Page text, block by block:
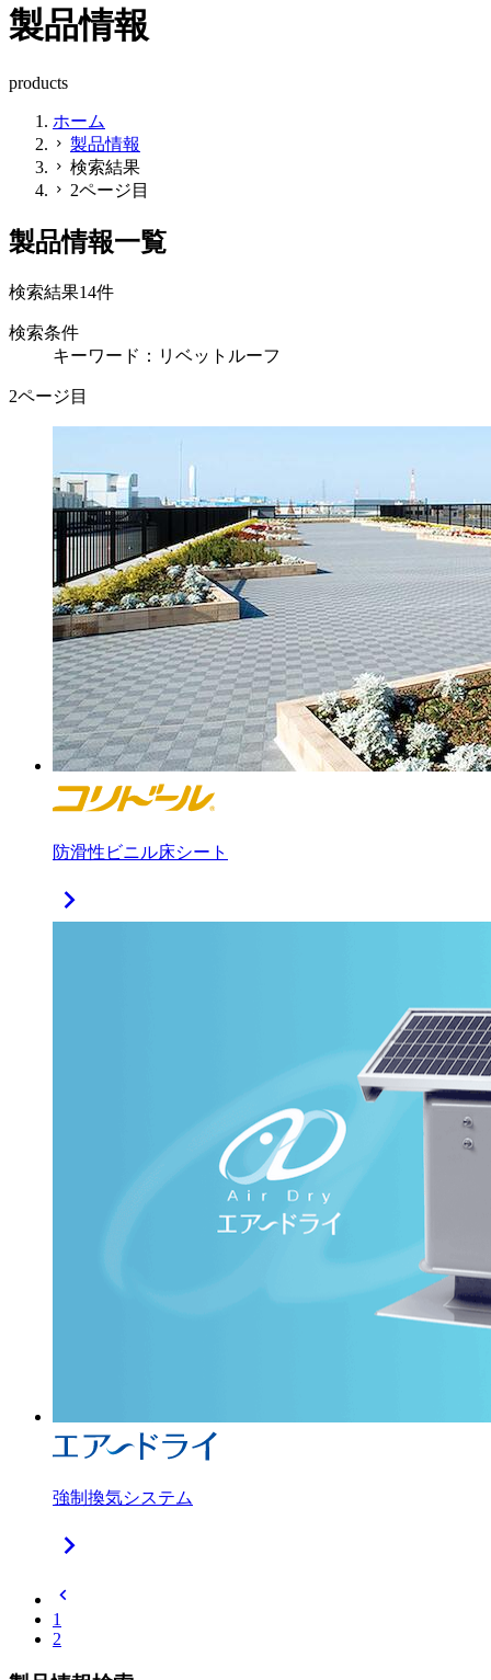
製品情報
products
ホーム
chevron_right 製品情報
chevron_right 検索結果
chevron_right 2ページ目
製品情報一覧
検索結果14件
検索条件
キーワード：リベットルーフ
2ページ目
防滑性ビニル床シート
chevron_right
強制換気システム
chevron_right
chevron_left
1
2